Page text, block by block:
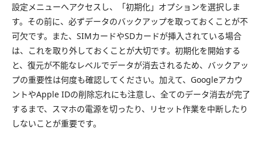
設定メニューへアクセスし、「初期化」オプションを選択しま
す。その前に、必ずデータのバックアップを取っておくことが不
可欠です。また、SIMカードやSDカードが挿入されている場合
は、これを取り外しておくことが大切です。初期化を開始する
と、復元が不能なレベルでデータが消去されるため、バックアッ
プの重要性は何度も確認してください。加えて、Googleアカウ
ントやApple IDの削除忘れにも注意し、全てのデータ消去が完了
するまで、スマホの電源を切ったり、リセット作業を中断したり
しないことが重要です。